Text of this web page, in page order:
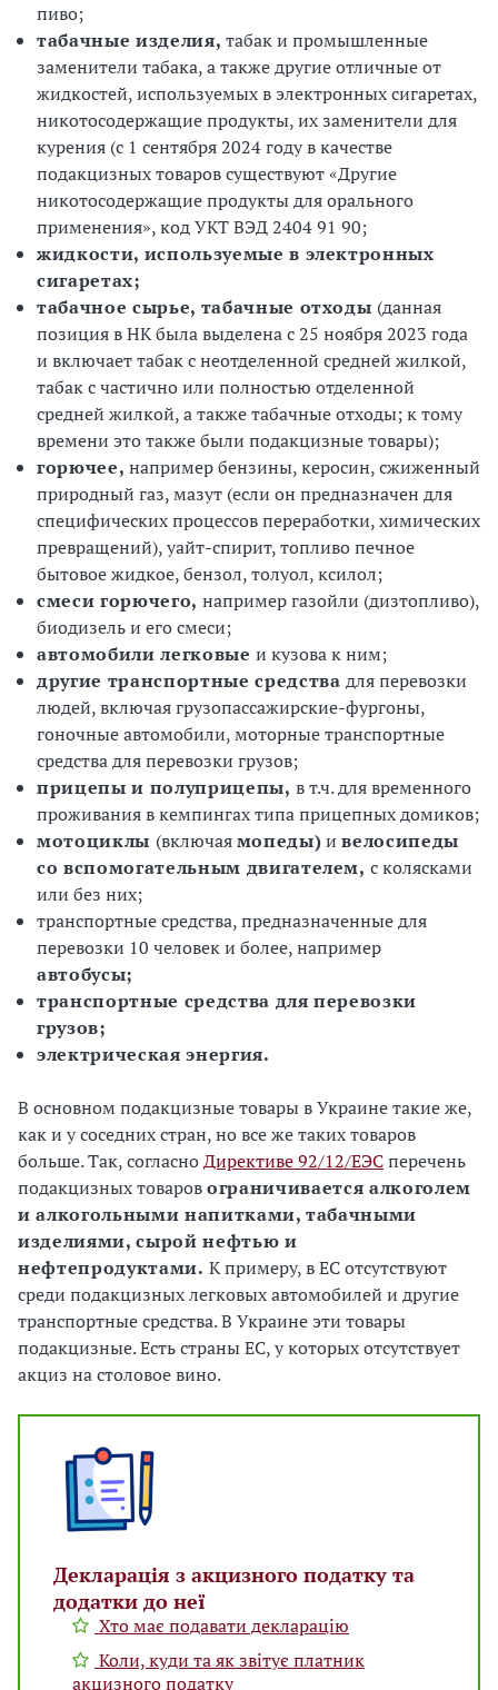
пиво;
табачные изделия, табак и промышленные
заменители табака, а также другие отличные от
жидкостей, используемых в электронных сигаретах,
никотосодержащие продукты, их заменители для
курения (с 1 сентября 2024 году в качестве
подакцизных товаров существуют «Другие
никотосодержащие продукты для орального
применения», код УКТ ВЭД 2404 91 90;
жидкости, используемые в электронных
сигаретах;
табачное сырье, табачные отходы (данная
позиция в НК была выделена с 25 ноября 2023 года
и включает табак с неотделенной средней жилкой,
табак с частично или полностью отделенной
средней жилкой, а также табачные отходы; к тому
времени это также были подакцизные товары);
горючее, например бензины, керосин, сжиженный
природный газ, мазут (если он предназначен для
специфических процессов переработки, химических
превращений), уайт-спирит, топливо печное
бытовое жидкое, бензол, толуол, ксилол;
смеси горючего, например газойли (дизтопливо),
биодизель и его смеси;
автомобили легковыеи кузова к ним;
другие транспортные средствадля перевозки
людей, включая грузопассажирские-фургоны,
гоночные автомобили, моторные транспортные
средства для перевозки грузов;
прицепы и полуприцепы, в т.ч. для временного
проживания в кемпингах типа прицепных домиков;
мотоциклы (включаямопеды)ивелосипеды
со вспомогательным двигателем, с колясками
или без них;
транспортные средства, предназначенные для
перевозки 10 человек и более, например
автобусы;
транспортные средства для перевозки
грузов;
электрическая энергия.
В основном подакцизные товары в Украине такие же,
как и у соседних стран, но все же таких товаров
больше. Так, согласноДирективе 92/12/ЕЭСперечень
подакцизных товаровограничивается алкоголем
и алкогольными напитками, табачными
изделиями, сырой нефтью и
нефтепродуктами. К примеру, в ЕС отсутствуют
среди подакцизных легковых автомобилей и другие
транспортные средства. В Украине эти товары
подакцизные. Есть страны ЕС, у которых отсутствует
акциз на столовое вино.
Декларація з акцизного податку та
додатки до неї
Хто має подавати декларацію
Коли, куди та як звітує платник
акцизного податку